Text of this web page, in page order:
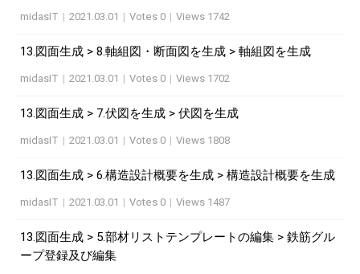
midasIT | 2021.03.01 | Votes 0 | Views 1742
13.図面生成 > 8.軸組図・断面図を生成 > 軸組図を生成
midasIT | 2021.03.01 | Votes 0 | Views 1702
13.図面生成 > 7.伏図を生成 > 伏図を生成
midasIT | 2021.03.01 | Votes 0 | Views 1808
13.図面生成 > 6.構造設計概要を生成 > 構造設計概要を生成
midasIT | 2021.03.01 | Votes 0 | Views 1487
13.図面生成 > 5.部材リストテンプレートの編集 > 鉄筋グル
ープ登録及び編集